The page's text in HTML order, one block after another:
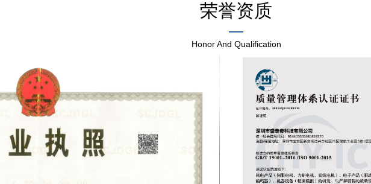
荣誉资质
—
Honor And Qualification